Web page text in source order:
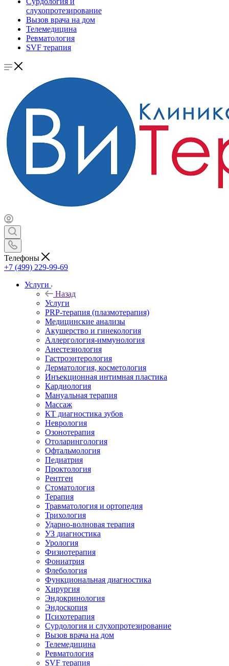
слухопротезирование
Вызов врача на дом
Телемедицина
Ревматология
SVF терапия
Телефоны
+7 (499) 229-99-69
Услуги
Назад
Услуги
PRP-терапия (плазмотерапия)
Медицинские анализы
Акушерство и гинекология
Аллергология-иммунология
Анестезиология
Гастроэнтерология
Дерматология, косметология
Инъекционная интимная пластика
Кардиология
Мануальная терапия
Массаж
КТ диагностика зубов
Неврология
Озонотерапия
Отоларингология
Офтальмология
Педиатрия
Проктология
Рентген
Стоматология
Терапия
Травматология и ортопедия
Трихология
Ударно-волновая терапия
УЗ диагностика
Урология
Физиотерапия
Фониатрия
Флебология
Функциональная диагностика
Хирургия
Эндокринология
Эндоскопия
Психотерапия
Сурдология и слухопротезирование
Вызов врача на дом
Телемедицина
Ревматология
SVF терапия